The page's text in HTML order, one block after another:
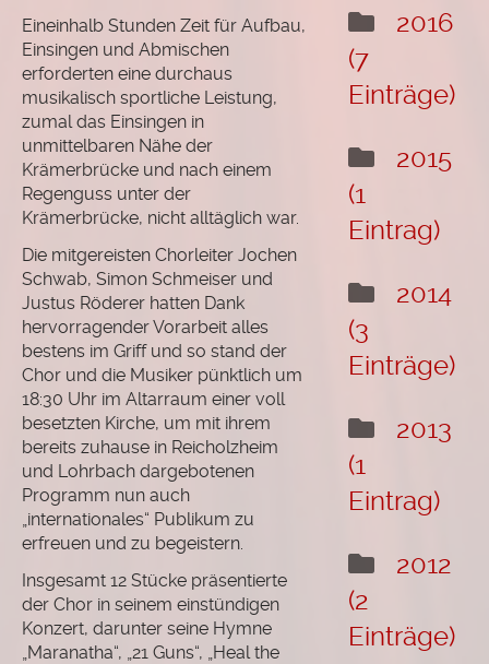
Eineinhalb Stunden Zeit für Aufbau,
Einsingen und Abmischen
erforderten eine durchaus
musikalisch sportliche Leistung,
zumal das Einsingen in
unmittelbaren Nähe der
Krämerbrücke und nach einem
Regenguss unter der
Krämerbrücke, nicht alltäglich war.
Die mitgereisten Chorleiter Jochen
Schwab, Simon Schmeiser und
Justus Röderer hatten Dank
hervorragender Vorarbeit alles
bestens im Griff und so stand der
Chor und die Musiker pünktlich um
18:30 Uhr im Altarraum einer voll
besetzten Kirche, um mit ihrem
bereits zuhause in Reicholzheim
und Lohrbach dargebotenen
Programm nun auch
„internationales“ Publikum zu
erfreuen und zu begeistern.
Insgesamt 12 Stücke präsentierte
der Chor in seinem einstündigen
Konzert, darunter seine Hymne
„Maranatha“, „21 Guns“, „Heal the
2016
(7
Einträge)
2015
(1
Eintrag)
2014
(3
Einträge)
2013
(1
Eintrag)
2012
(2
Einträge)